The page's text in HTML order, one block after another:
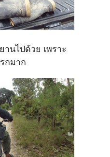
านไปด้วย เพราะ
กมาก